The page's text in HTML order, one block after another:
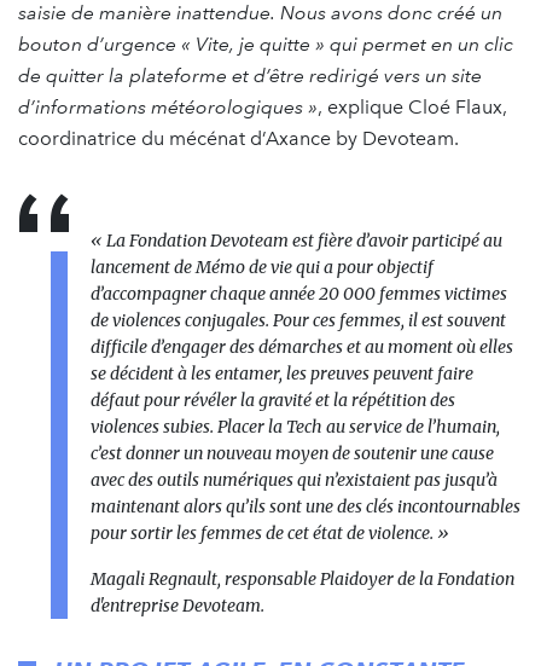
saisie de manière inattendue. Nous avons donc créé un
bouton d’urgence « Vite, je quitte » qui permet en un clic
de quitter la plateforme et d’être redirigé vers un site
d’informations météorologiques », explique Cloé Flaux,
coordinatrice du mécénat d’Axance by Devoteam.
« La Fondation Devoteam est fière d’avoir participé au
lancement de Mémo de vie qui a pour objectif
d’accompagner chaque année 20 000 femmes victimes
de violences conjugales. Pour ces femmes, il est souvent
difficile d’engager des démarches et au moment où elles
se décident à les entamer, les preuves peuvent faire
défaut pour révéler la gravité et la répétition des
violences subies. Placer la Tech au service de l’humain,
c’est donner un nouveau moyen de soutenir une cause
avec des outils numériques qui n’existaient pas jusqu’à
maintenant alors qu’ils sont une des clés incontournables
pour sortir les femmes de cet état de violence. »
Magali Regnault, responsable Plaidoyer de la Fondation
d'entreprise Devoteam.